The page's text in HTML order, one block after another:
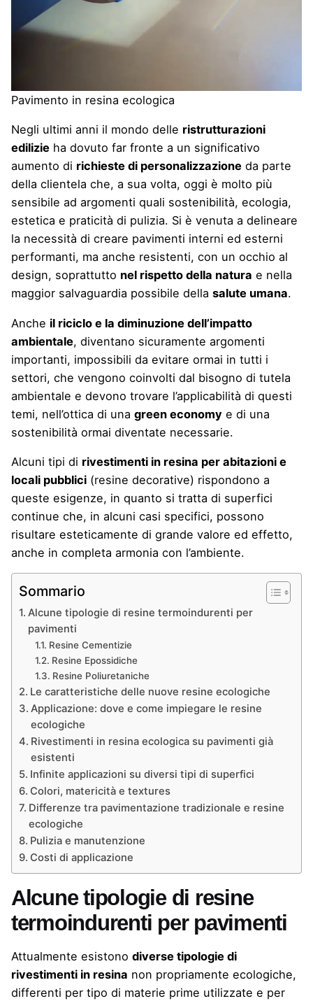
Pavimento in resina ecologica
Negli ultimi anni il mondo delle ristrutturazioni
edilizie ha dovuto far fronte a un significativo
aumento di richieste di personalizzazione da parte
della clientela che, a sua volta, oggi è molto più
sensibile ad argomenti quali sostenibilità, ecologia,
estetica e praticità di pulizia. Si è venuta a delineare
la necessità di creare pavimenti interni ed esterni
performanti, ma anche resistenti, con un occhio al
design, soprattutto nel rispetto della natura e nella
maggior salvaguardia possibile della salute umana.
Anche il riciclo e la diminuzione dell’impatto
ambientale, diventano sicuramente argomenti
importanti, impossibili da evitare ormai in tutti i
settori, che vengono coinvolti dal bisogno di tutela
ambientale e devono trovare l’applicabilità di questi
temi, nell’ottica di una green economy e di una
sostenibilità ormai diventate necessarie.
Alcuni tipi di rivestimenti in resina per abitazioni e
locali pubblici (resine decorative) rispondono a
queste esigenze, in quanto si tratta di superfici
continue che, in alcuni casi specifici, possono
risultare esteticamente di grande valore ed effetto,
anche in completa armonia con l’ambiente.
Sommario
Alcune tipologie di resine termoindurenti per
pavimenti
Resine Cementizie
Resine Epossidiche
Resine Poliuretaniche
Le caratteristiche delle nuove resine ecologiche
Applicazione: dove e come impiegare le resine
ecologiche
Rivestimenti in resina ecologica su pavimenti già
esistenti
Infinite applicazioni su diversi tipi di superfici
Colori, matericità e textures
Differenze tra pavimentazione tradizionale e resine
ecologiche
Pulizia e manutenzione
Costi di applicazione
Alcune tipologie di resine
termoindurenti per pavimenti
Attualmente esistono diverse tipologie di
rivestimenti in resina non propriamente ecologiche,
differenti per tipo di materie prime utilizzate e per